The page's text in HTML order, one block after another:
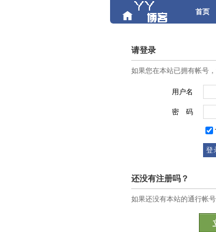
首页
请登录
如果您在本站已拥有帐号
用户名
密 码
还没有注册吗？
如果还没有本站的通行帐